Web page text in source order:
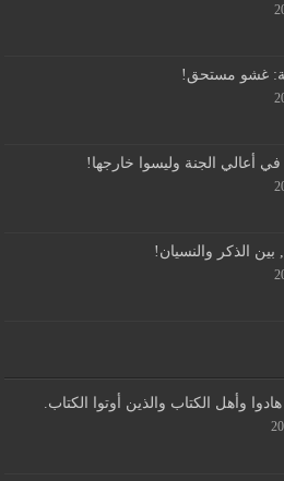
غشو مستحق!
أعالي الجنة وليسوا خارجها!
الذكر والنسيان!
هادوا وأهل الكتاب والذين أوتوا الكتاب.